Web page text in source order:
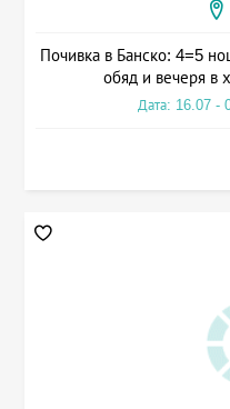
Почивка в Банско: 4=5
обяд и вечеря в
Дата: 16.07 -